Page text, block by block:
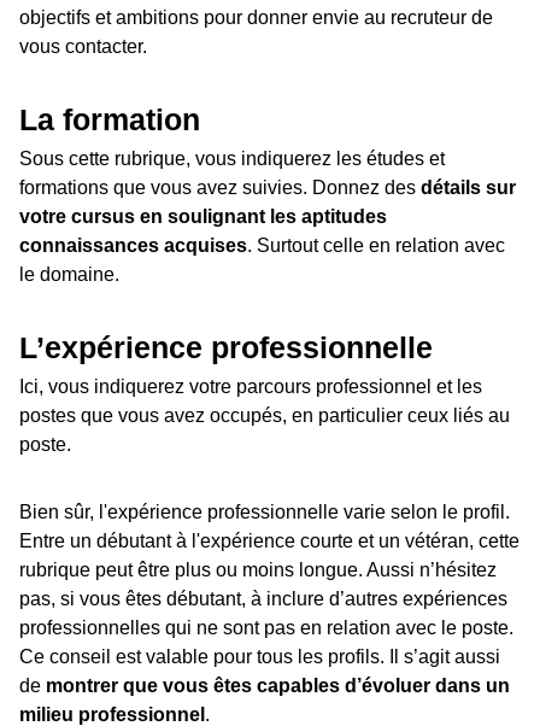
objectifs et ambitions pour donner envie au recruteur de
vous contacter.
La formation
Sous cette rubrique, vous indiquerez les études et
formations que vous avez suivies. Donnez des détails sur
votre cursus en soulignant les aptitudes
connaissances acquises. Surtout celle en relation avec
le domaine.
L’expérience professionnelle
Ici, vous indiquerez votre parcours professionnel et les
postes que vous avez occupés, en particulier ceux liés au
poste.
Bien sûr, l'expérience professionnelle varie selon le profil.
Entre un débutant à l'expérience courte et un vétéran, cette
rubrique peut être plus ou moins longue. Aussi n’hésitez
pas, si vous êtes débutant, à inclure d’autres expériences
professionnelles qui ne sont pas en relation avec le poste.
Ce conseil est valable pour tous les profils. Il s’agit aussi
de montrer que vous êtes capables d’évoluer dans un
milieu professionnel .